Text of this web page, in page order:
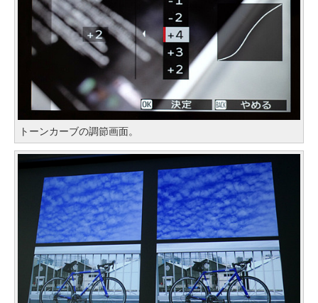
トーンカーブの調節画面。